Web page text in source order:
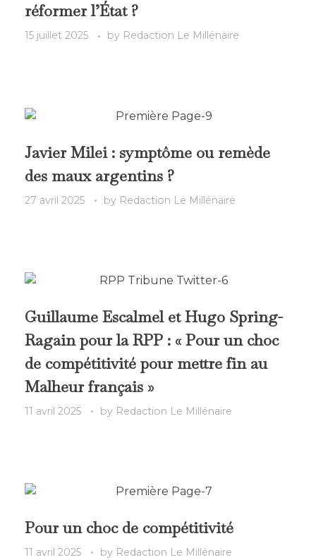
réformer l’État ?
15 juillet 2025 by Redaction Le Millénaire
Javier Milei : symptôme ou remède
des maux argentins ?
27 avril 2025 by Redaction Le Millénaire
Guillaume Escalmel et Hugo Spring-
Ragain pour la RPP : « Pour un choc
de compétitivité pour mettre fin au
Malheur français »
11 avril 2025 by Redaction Le Millénaire
Pour un choc de compétitivité
11 avril 2025 by Redaction Le Millénaire